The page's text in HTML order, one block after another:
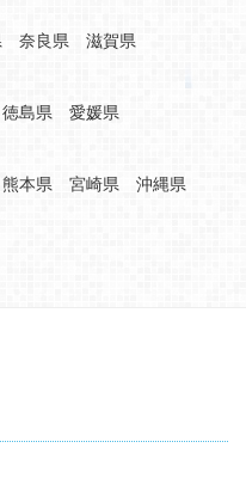
奈良県 滋賀県
徳島県 愛媛県
熊本県 宮崎県 沖縄県